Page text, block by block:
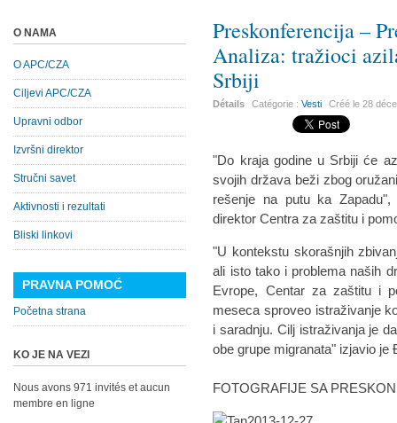
Preskonferencija –
Analiza: tražioci
Srbiji
Détails Catégorie :Vesti Créé le28
"Do kraja godine u Srbiji će
svojih država beži zbog
rešenje na putu ka Zapadu",
direktor Centra za zaštitu i
"U kontekstu skorašnjih
ali isto tako i problema naših
Evrope, Centar za zaštitu i
meseca sproveo istraživanje
i saradnju. Cilj istraživanja je
obe grupe migranata" izjavio je
FOTOGRAFIJE SA
O NAMA
O APC/CZA
Ciljevi APC/CZA
Upravni odbor
Izvršni direktor
Stručni savet
Aktivnosti i rezultati
Bliski linkovi
PRAVNA POMOĆ
Početna strana
KO JE NA VEZI
Nous avons 971 invités et aucun
membre en ligne